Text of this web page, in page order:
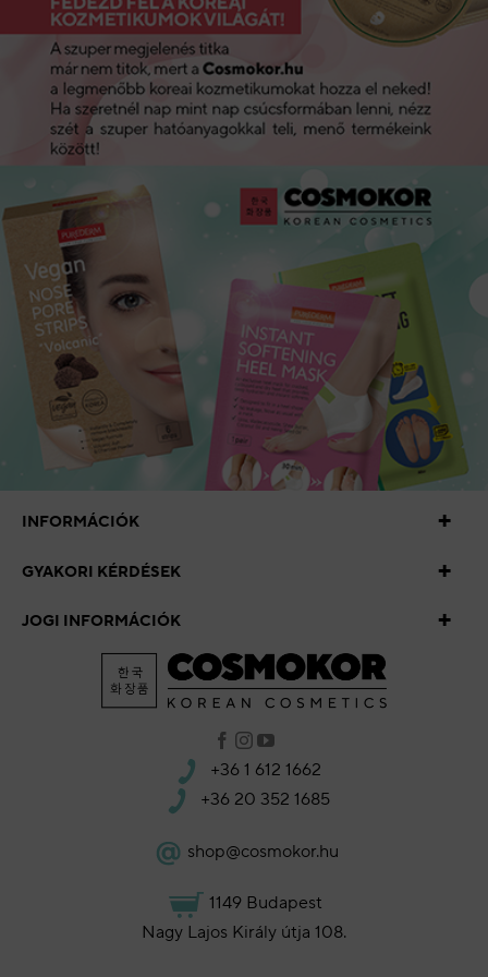
INFORMÁCIÓK
GYAKORI KÉRDÉSEK
JOGI INFORMÁCIÓK
+36 1 612 1662
+36 20 352 1685
shop@cosmokor.hu
1149 Budapest
Nagy Lajos Király útja 108.